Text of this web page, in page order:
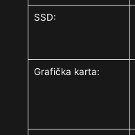
SSD:
Grafička karta: